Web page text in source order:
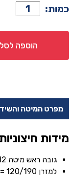
כמות: כמות
של
מיטה
דגם
ארגז
מצעים
מתנה
הוספה לסל
מפרט המיטה
מידות
גובה ראש מיטה 112 ס”מ
למזרן 120/190 = 133/206 ס”מ